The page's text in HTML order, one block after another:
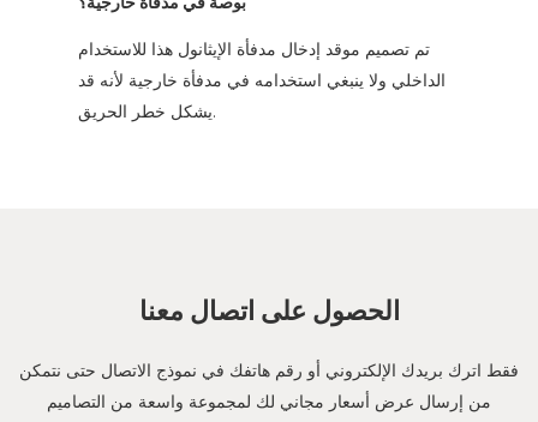
تم تصميم موقد إدخال مدفأة الإيثانول هذا للاستخدام
الداخلي ولا ينبغي استخدامه في مدفأة خارجية لأنه قد
يشكل خطر الحريق.
الحصول على اتصال معنا
فقط اترك بريدك الإلكتروني أو رقم هاتفك في نموذج الاتصال حتى نتمكن
من إرسال عرض أسعار مجاني لك لمجموعة واسعة من التصاميم